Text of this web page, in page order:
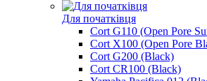
Для початківця
Cort G110 (Open Pore
Cort X100 (Open Pore
Cort G200 (Black)
Cort CR100 (Black)